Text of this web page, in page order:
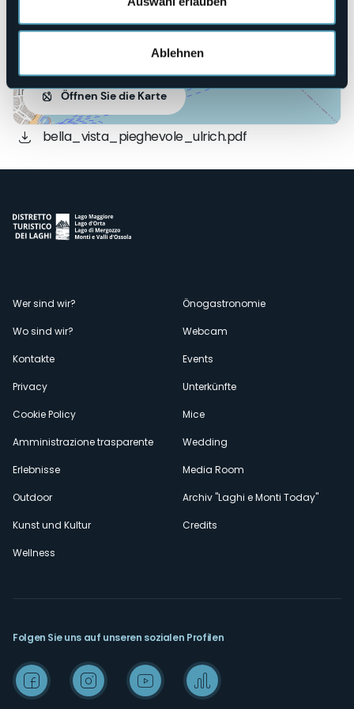
Ablehnen
Öffnen Sie die Karte
bella_vista_pieghevole_ulrich.pdf
Menù
secondario
Wer sind wir?
Wo sind wir?
Kontakte
Privacy
Cookie Policy
Amministrazione trasparente
Erlebnisse
Outdoor
Kunst und Kultur
Wellness
Önogastronomie
Webcam
Events
Unterkünfte
Mice
Wedding
Media Room
Archiv "Laghi e Monti Today"
Credits
Folgen Sie uns auf unseren sozialen Profilen